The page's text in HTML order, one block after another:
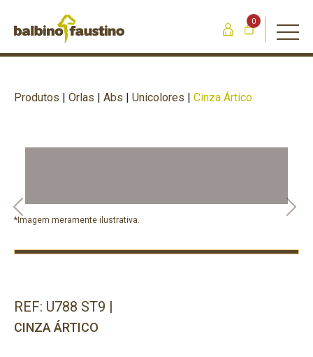
0
Produtos | Orlas | Abs | Unicolores | Cinza Ártico
REF: U788 ST9 |
CINZA ÁRTICO
Previous Next
*Imagem meramente ilustrativa.